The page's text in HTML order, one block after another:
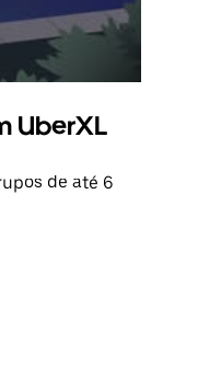
UberXL
de até 6